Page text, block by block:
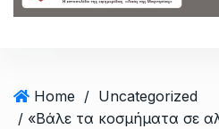
Home / Uncategorized